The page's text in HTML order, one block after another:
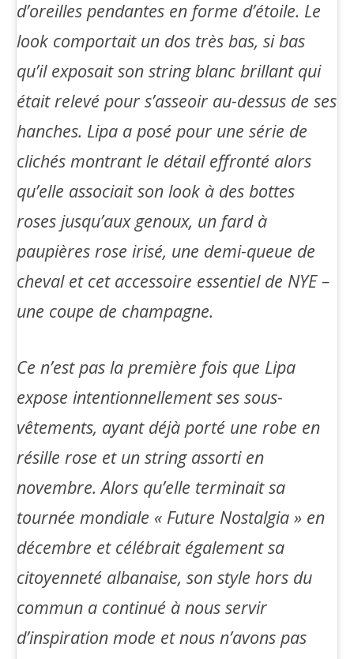
d’oreilles pendantes en forme d’étoile. Le
look comportait un dos très bas, si bas
qu’il exposait son string blanc brillant qui
était relevé pour s’asseoir au-dessus de ses
hanches. Lipa a posé pour une série de
clichés montrant le détail effronté alors
qu’elle associait son look à des bottes
roses jusqu’aux genoux, un fard à
paupières rose irisé, une demi-queue de
cheval et cet accessoire essentiel de NYE –
une coupe de champagne.
Ce n’est pas la première fois que Lipa
expose intentionnellement ses sous-
vêtements, ayant déjà porté une robe en
résille rose et un string assorti en
novembre. Alors qu’elle terminait sa
tournée mondiale « Future Nostalgia » en
décembre et célébrait également sa
citoyenneté albanaise, son style hors du
commun a continué à nous servir
d’inspiration mode et nous n’avons pas